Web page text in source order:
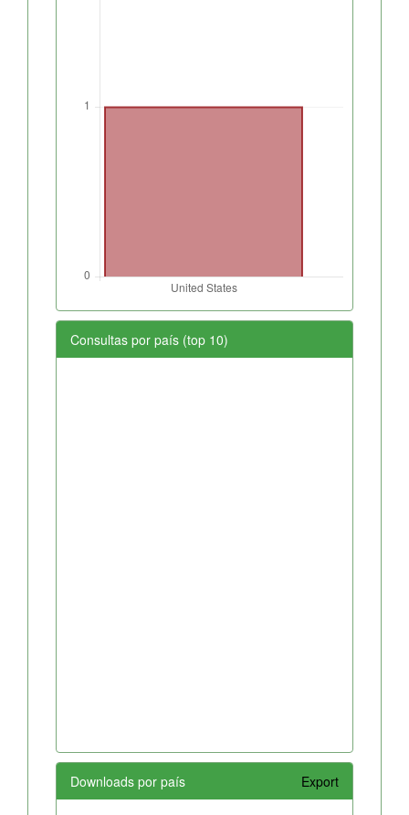
Consultas por país (top 10)
Downloads por país Export